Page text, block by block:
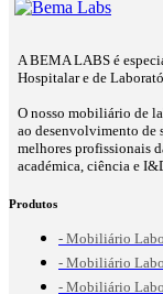
A BEMA LABS é
Hospitalar e de
O nosso mobiliário de
ao desenvolvimento de
melhores profissionais
académica, ciência e
Produtos
- Mobiliário
- Mobiliário
- Mobiliário